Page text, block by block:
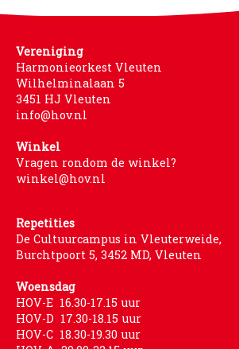
Vereniging
Harmonieorkest Vleuten
Wilhelminalaan 5
3451 HJ Vleuten
info@hov.nl
Winkel
Vragen rondom de winkel?
winkel@hov.nl
Repetities
De Cultuurcampus in Vleuterweide,
Burchtpoort 5, 3452 MD, Vleuten
Woensdag
HOV-E 16.30-17.15 uur
HOV-D 17.30-18.15 uur
HOV-C 18.30-19.30 uur